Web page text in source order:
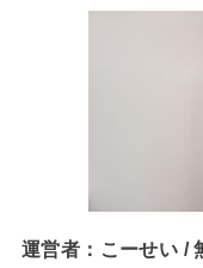
運営者：こーせい /